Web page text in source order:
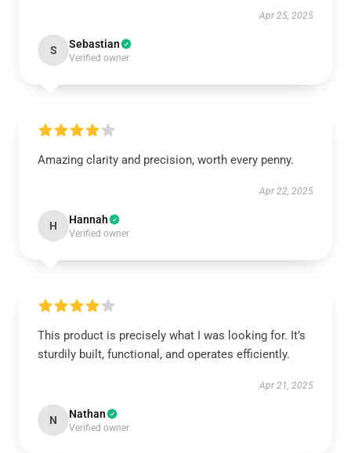
Apr 25, 2025
S Sebastian
Verified owner
Amazing clarity and precision, worth every penny.
Apr 22, 2025
H Hannah
Verified owner
This product is precisely what I was looking for. It’s
sturdily built, functional, and operates efficiently.
Apr 21, 2025
N Nathan
Verified owner